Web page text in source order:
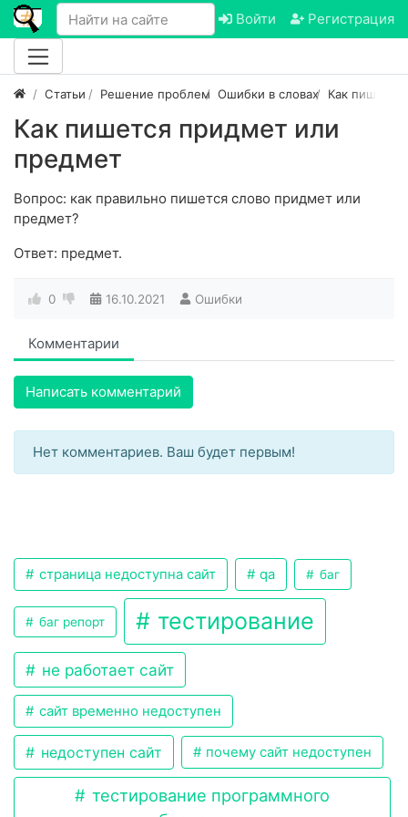
Войти Регистрация
Статьи Решение проблем Ошибки в словах Как пишется
Как пишется придмет или
предмет
Вопрос: как правильно пишется слово придмет или
предмет?
Ответ: предмет.
0 16.10.2021 Ошибки
Комментарии
Написать комментарий
Нет комментариев. Ваш будет первым!
страница недоступна сайт qa баг
баг репорт тестирование
не работает сайт
сайт временно недоступен
недоступен сайт почему сайт недоступен
тестирование программного